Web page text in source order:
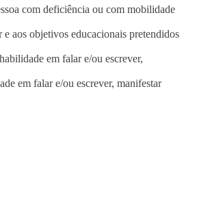
com deficiência ou com mobilidade
e aos objetivos educacionais pretendidos
em falar e/ou escrever,
em falar e/ou escrever, manifestar